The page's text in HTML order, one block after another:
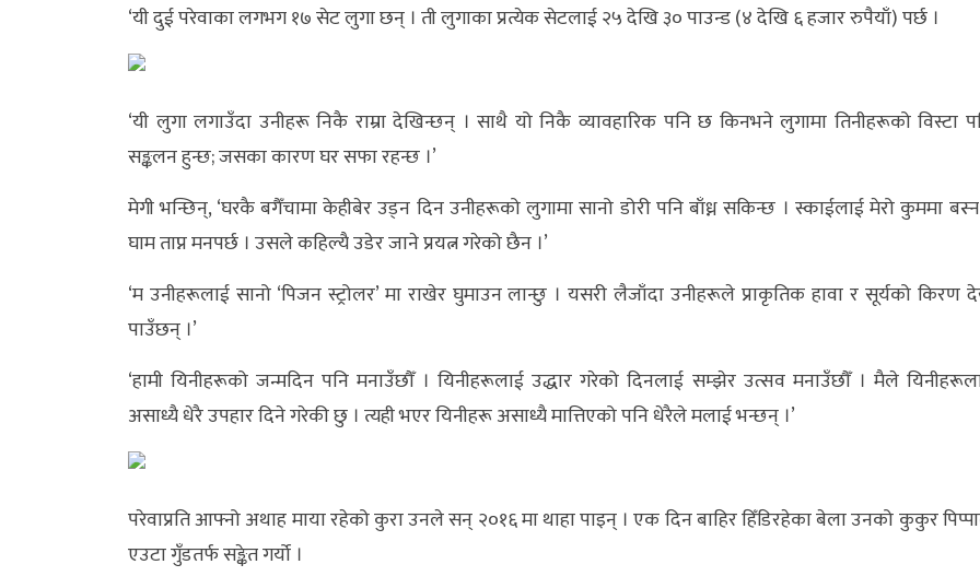
‘यी दुई परेवाका लगभग १७ सेट लुगा छन् । ती लुगाका प्रत्येक सेटलाई २५ देखि ३० पाउन्ड (४ देखि ६ हजार रुपैयाँ) पर्छ ।
‘यी लुगा लगाउँदा उनीहरू निकै राम्रा देखिन्छन् । साथै यो निकै व्यावहारिक पनि छ किनभने लुगामा तिनीहरूको विस्टा
सङ्कलन हुन्छ; जसका कारण घर सफा रहन्छ ।’
मेगी भन्छिन्, ‘घरकै बगैँचामा केहीबेर उड्न दिन उनीहरूको लुगामा सानो डोरी पनि बाँध्न सकिन्छ । स्काईलाई मेरो कुममा
घाम ताप्न मनपर्छ । उसले कहिल्यै उडेर जाने प्रयत्न गरेको छैन ।’
‘म उनीहरूलाई सानो ‘पिजन स्ट्रोलर’ मा राखेर घुमाउन लान्छु । यसरी लैजाँदा उनीहरूले प्राकृतिक हावा र सूर्यको किरण
पाउँछन् ।’
‘हामी यिनीहरूको जन्मदिन पनि मनाउँछौँ । यिनीहरूलाई उद्धार गरेको दिनलाई सम्झेर उत्सव मनाउँछौँ । मैले
असाध्यै धेरै उपहार दिने गरेकी छु । त्यही भएर यिनीहरू असाध्यै मात्तिएको पनि धेरैले मलाई भन्छन् ।’
परेवाप्रति आफ्नो अथाह माया रहेको कुरा उनले सन् २०१६ मा थाहा पाइन् । एक दिन बाहिर हिँडिरहेका बेला उनको कुकुर
एउटा गुँडतर्फ सङ्केत गर्यो ।